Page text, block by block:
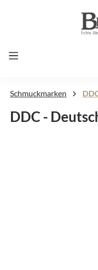
Zum Hauptinhalt springen
Schmuckmarken
DDC -